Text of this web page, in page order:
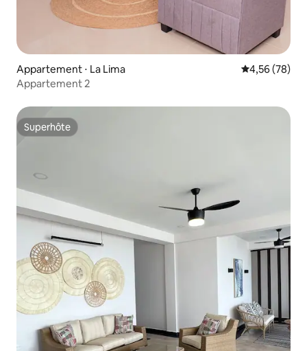
Appartement ⋅ La Lima Évaluation
4,56 (78)
Appartement 2
Superhôte
Superhôte